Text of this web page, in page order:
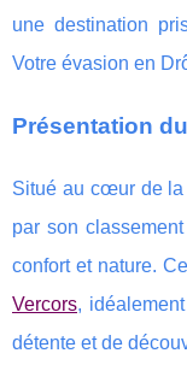
une destination
Votre évasion en
Présentation
Situé au cœur de la
par son
confort et nature.
Vercors,
détente et de